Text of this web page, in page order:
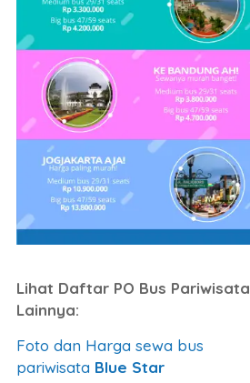
Lihat Daftar PO Bus Pariwisata
Lainnya:
Foto dan Harga sewa bus
pariwisata Blue Star